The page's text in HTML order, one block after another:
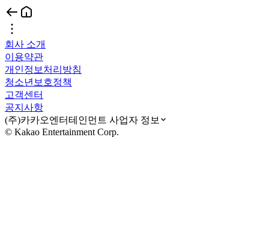
회사 소개
이용약관
개인정보처리방침
청소년보호정책
고객센터
공지사항
(주)카카오엔터테인먼트 사업자 정보
© Kakao Entertainment Corp.